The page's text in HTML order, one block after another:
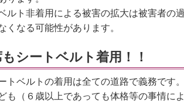
ルト非着用による被害の拡大は被害者
くなる可能性があります。
シートベルト着用！！
トベルトの着用は全ての道路で義務です。
も（６歳以上であっても体格等の事情